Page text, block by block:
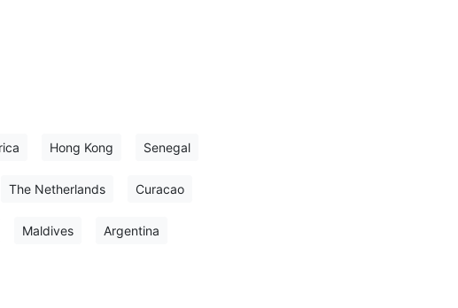
Hong Kong Senegal
The Netherlands Curacao
Maldives Argentina